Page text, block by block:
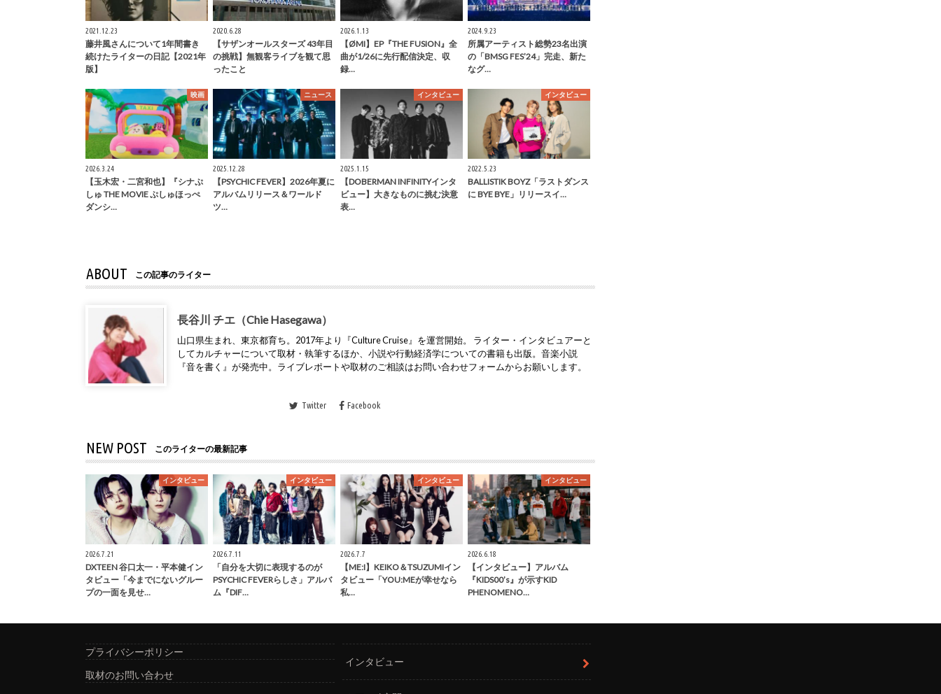
2021.12.23
藤井風さんについて1年間書き
続けたライターの日記【2021年
版】
2020.6.28
【サザンオールスターズ 43年目
の挑戦】無観客ライブを観て思
ったこと
2026.1.13
【ØMI】EP『THE FUSION』全
曲が1/26に先行配信決定、収
録…
2024.9.23
所属アーティスト総勢23名出演
の「BMSG FES’24」完走、新た
なグ…
映画
2026.3.24
【玉木宏・二宮和也】『シナぷ
しゅ THE MOVIE ぷしゅほっぺ
ダンシ…
ニュース
2025.12.28
【PSYCHIC FEVER】2026年夏に
アルバムリリース＆ワールド
ツ…
インタビュー
2025.1.15
【DOBERMAN INFINITYインタ
ビュー】大きなものに挑む決意
表…
インタビュー
2022.5.23
BALLISTIK BOYZ「ラストダンス
に BYE BYE」リリースイ…
ABOUT この記事のライター
長谷川 チエ（Chie Hasegawa）
山口県生まれ、東京都育ち。2017年より『Culture Cruise』を運営開始。 ライター・インタビュアーと
してカルチャーについて取材・執筆するほか、小説や行動経済学についての書籍も出版。音楽小説
『音を書く』が発売中。ライブレポートや取材のご相談はお問い合わせフォームからお願いします。
Twitter Facebook
NEW POST このライターの最新記事
インタビュー
2026.7.21
DXTEEN 谷口太一・平本健イン
タビュー「今までにないグルー
プの一面を見せ…
インタビュー
2026.7.11
「自分を大切に表現するのが
PSYCHIC FEVERらしさ」アルバ
ム『DIF…
インタビュー
2026.7.7
【ME:I】KEIKO＆TSUZUMIイン
タビュー「YOU:MEが幸せなら
私…
インタビュー
2026.6.18
【インタビュー】アルバム
『KIDS00’s』が示すKID
PHENOMENO…
プライバシーポリシー
取材のお問い合わせ
インタビュー